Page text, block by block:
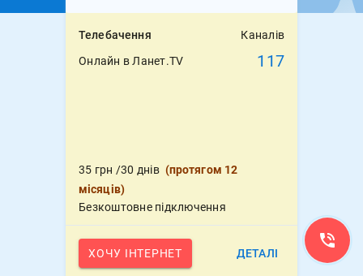
Телебачення
Каналів
Онлайн в Ланет.TV
117
35 грн /30 днів (протягом 12
місяців)
Безкоштовне підключення
ХОЧУ ІНТЕРНЕТ ДЕТАЛІ